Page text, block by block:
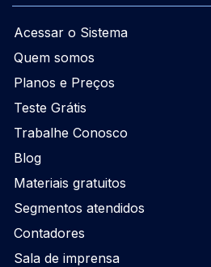
Acessar o Sistema
Quem somos
Planos e Preços
Teste Grátis
Trabalhe Conosco
Blog
Materiais gratuitos
Segmentos atendidos
Contadores
Sala de imprensa